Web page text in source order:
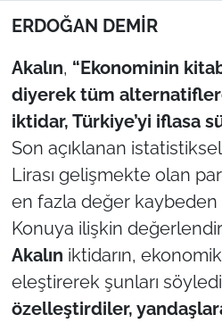
ERDOĞAN DEMİR
Akalın, “Ekonominin
diyerek tüm
iktidar, Türkiye’yi iflasa
Son açıklanan
Lirası gelişmekte olan
en fazla değer kaybeden
Konuya ilişkin
Akalın iktidarın,
eleştirerek şunları
özelleştirdiler,
TEKİRDAĞ
KIRKLARELİ
ÇANAKKALE
TÜRKİYE
Bölge
Güvenlik
Genel